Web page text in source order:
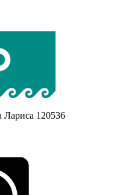
Лариса 120536